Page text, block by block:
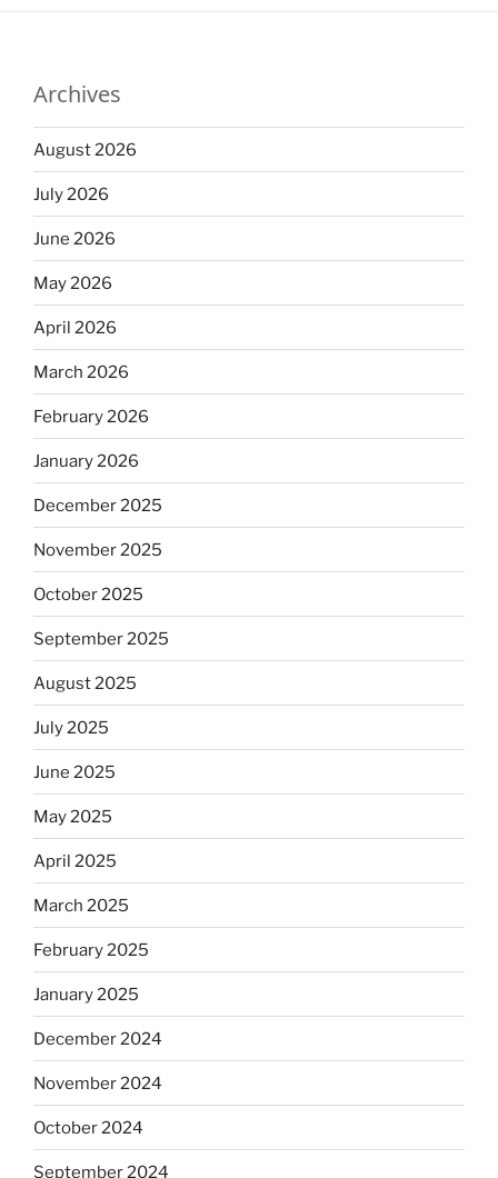
Archives
August 2026
July 2026
June 2026
May 2026
April 2026
March 2026
February 2026
January 2026
December 2025
November 2025
October 2025
September 2025
August 2025
July 2025
June 2025
May 2025
April 2025
March 2025
February 2025
January 2025
December 2024
November 2024
October 2024
September 2024